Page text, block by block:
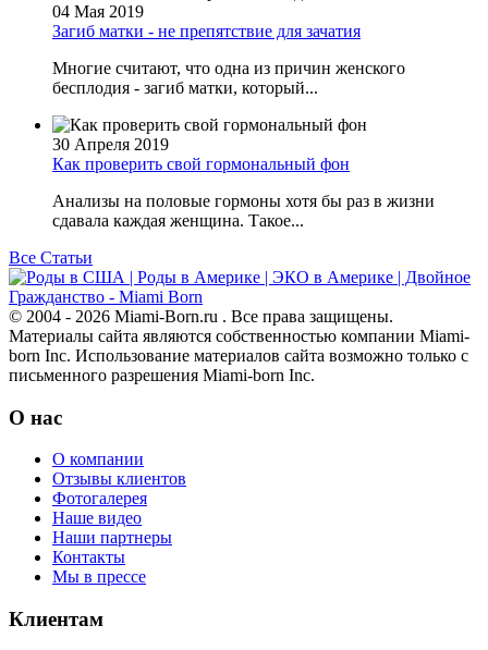
04 Мая 2019
Загиб матки - не препятствие для зачатия
Многие считают, что одна из причин женского
бесплодия - загиб матки, который...
30 Апреля 2019
Как проверить свой гормональный фон
Анализы на половые гормоны хотя бы раз в жизни
сдавала каждая женщина. Такое...
Все Статьи
© 2004 - 2026 Miami-Born.ru . Все права защищены.
Материалы сайта являются собственностью компании Miami-
born Inc. Использование материалов сайта возможно только с
письменного разрешения Miami-born Inc.
О нас
О компании
Отзывы клиентов
Фотогалерея
Наше видео
Наши партнеры
Контакты
Мы в прессе
Клиентам